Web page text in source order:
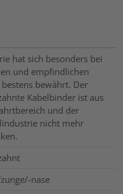
hat sich besonders bei
und empfindlichen
bewährt. Der
Kabelbinder ist aus
und der
nicht mehr
nase